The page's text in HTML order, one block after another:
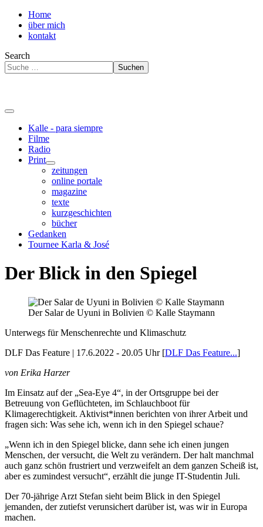
Home
über mich
kontakt
Search
Suchen
Kalle - para siempre
Filme
Radio
Print
zeitungen
online portale
magazine
texte
kurzgeschichten
bücher
Gedanken
Tournee Karla & José
Der Blick in den Spiegel
Der Salar de Uyuni in Bolivien © Kalle Staymann
Unterwegs für Menschenrechte und Klimaschutz
DLF Das Feature | 17.6.2022 - 20.05 Uhr[DLF Das Feature...]
von Erika Harzer
Im Einsatz auf der „Sea-Eye 4“, in der Ortsgruppe bei der
Betreuung von Geflüchteten, im Schlauchboot für
Klimagerechtigkeit. Aktivist*innen berichten von ihrer Arbeit und
fragen sich: Was sehe ich, wenn ich in den Spiegel schaue?
„Wenn ich in den Spiegel blicke, dann sehe ich einen jungen
Menschen, der versucht, die Welt zu verändern. Der halt manchmal
auch ganz schön frustriert und verzweifelt an dem ganzen Scheiß ist,
aber es zumindest versucht“, erzählt die junge IT-Studentin Juli.
Der 70-jährige Arzt Stefan sieht beim Blick in den Spiegel
jemanden, der zutiefst verunsichert darüber ist, was wir in Europa
machen.